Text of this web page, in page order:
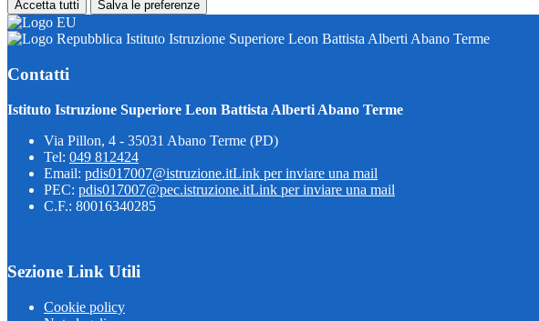
Accetta tutti Salva le preferenze
Istituto Istruzione Superiore Leon Battista Alberti Abano Terme
Contatti
Istituto Istruzione Superiore Leon Battista Alberti Abano Terme
Via Pillon, 4 - 35031 Abano Terme (PD)
Tel: 049 812424
Email: pdis017007@istruzione.itLink per inviare una mail
PEC: pdis017007@pec.istruzione.itLink per inviare una mail
C.F.: 80016340285
Sezione Link Utili
Cookie policy